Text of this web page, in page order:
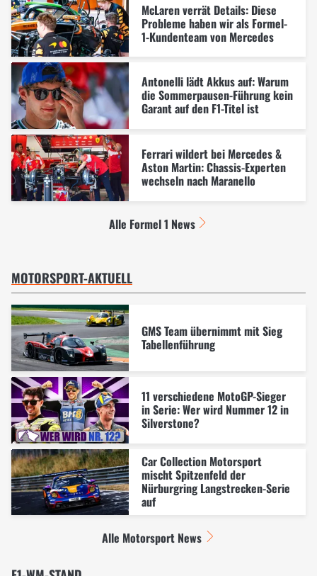
McLaren verrät Details: Diese
Probleme haben wir als Formel-
1-Kundenteam von Mercedes
Antonelli lädt Akkus auf: Warum
die Sommerpausen-Führung kein
Garant auf den F1-Titel ist
Ferrari wildert bei Mercedes &
Aston Martin: Chassis-Experten
wechseln nach Maranello
Alle Formel 1 News
MOTORSPORT-AKTUELL
GMS Team übernimmt mit Sieg
Tabellenführung
11 verschiedene MotoGP-Sieger
in Serie: Wer wird Nummer 12 in
Silverstone?
Car Collection Motorsport
mischt Spitzenfeld der
Nürburgring Langstrecken-Serie
auf
Alle Motorsport News